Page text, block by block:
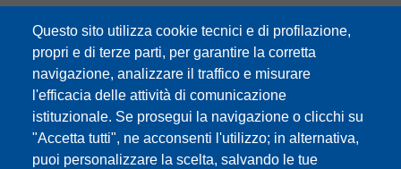
Questo sito utilizza cookie tecnici e di profilazione,
propri e di terze parti, per garantire la corretta
navigazione, analizzare il traffico e misurare
l'efficacia delle attività di comunicazione
istituzionale. Se prosegui la navigazione o clicchi su
"Accetta tutti", ne acconsenti l'utilizzo; in alternativa,
puoi personalizzare la scelta, salvando le tue
Partita IVA: 00427620364
Dipartimento di Scienze della Vita
Sede di Modena: Via Campi 287 - 41125 Modena